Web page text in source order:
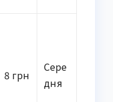
8 грн
Сере
дня